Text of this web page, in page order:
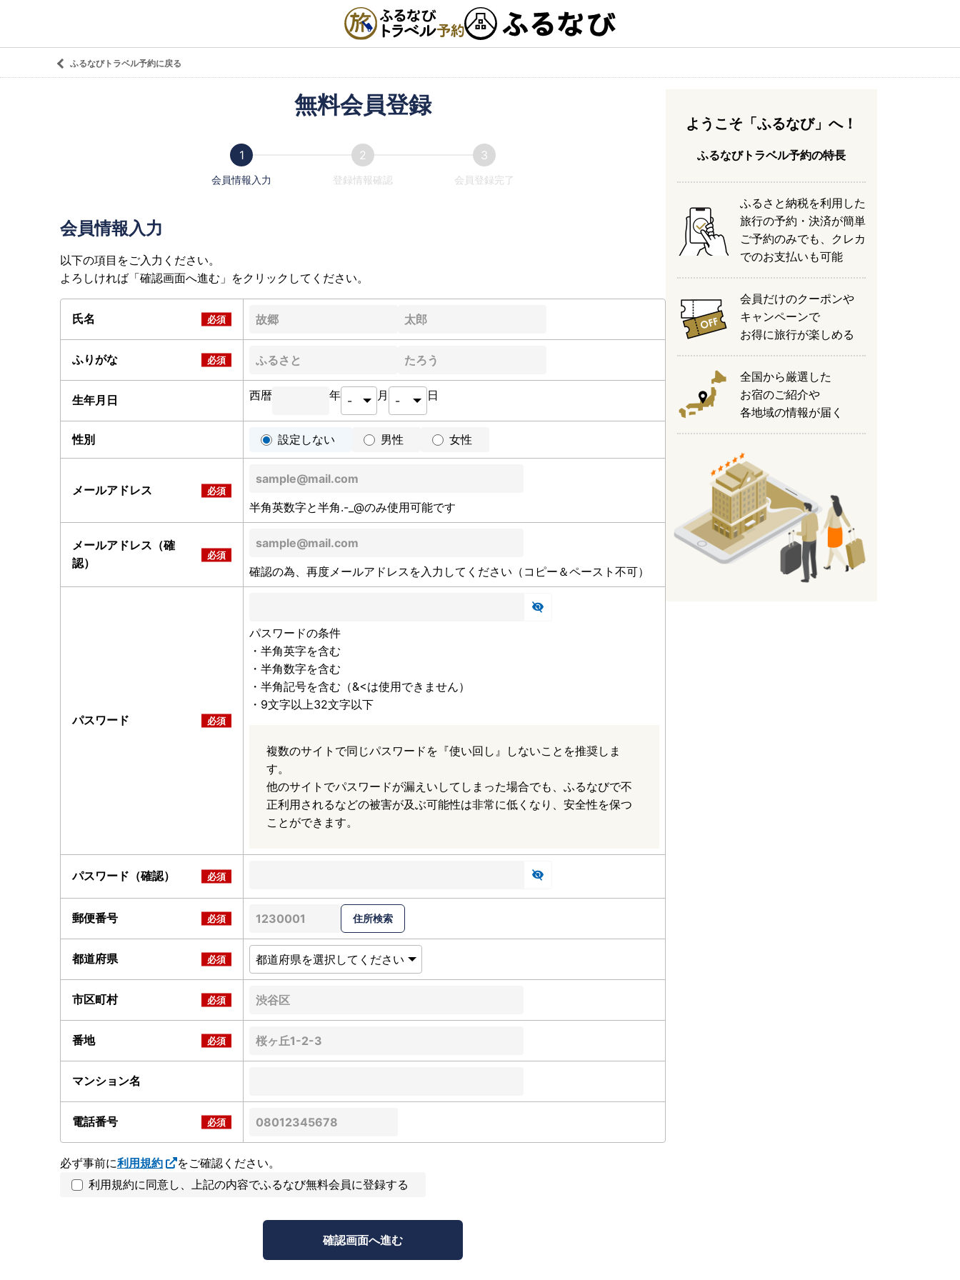
ふるなびトラベル予約に戻る
無料会員登録
会員情報入力 登録情報確認 会員登録完了
会員情報入力
以下の項目をご入力ください。
よろしければ「確認画面へ進む」をクリックしてください。
氏名
ふりがな
生年月日 西暦 年 月 日
性別 設定しない 男性 女性
メールアドレス
半角英数字と半角.-_@のみ使用可能です
メールアドレス（確
認）
確認の為、再度メールアドレスを入力してください（コピー＆ペースト不可）
パスワード
パスワードの条件
・半角英字を含む
・半角数字を含む
・半角記号を含む（&<は使用できません）
・9文字以上32文字以下
複数のサイトで同じパスワードを『使い回し』しないことを推奨しま
す。
他のサイトでパスワードが漏えいしてしまった場合でも、ふるなびで不
正利用されるなどの被害が及ぶ可能性は非常に低くなり、安全性を保つ
ことができます。
パスワード（確認）
郵便番号
都道府県
市区町村
番地
マンション名
電話番号
必ず事前に利用規約
をご確認ください。
利用規約に同意し、上記の内容でふるなび無料会員に登録する
ようこそ「ふるなび」へ！
ふるなびトラベル予約の特長
ふるさと納税を利用した
旅行の予約・決済が簡単
ご予約のみでも、クレカ
でのお支払いも可能
会員だけのクーポンや
キャンペーンで
お得に旅行が楽しめる
全国から厳選した
お宿のご紹介や
各地域の情報が届く